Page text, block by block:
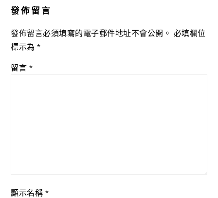
發佈留言
發佈留言必須填寫的電子郵件地址不會公開。 必填欄位
標示為*
留言 *
顯示名稱 *